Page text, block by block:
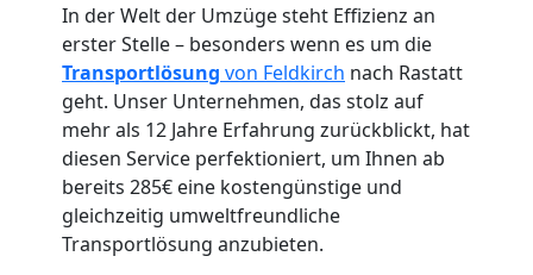
In der Welt der Umzüge steht Effizienz an
erster Stelle – besonders wenn es um die
Transportlösung von Feldkirch nach Rastatt
geht. Unser Unternehmen, das stolz auf
mehr als 12 Jahre Erfahrung zurückblickt, hat
diesen Service perfektioniert, um Ihnen ab
bereits 285€ eine kostengünstige und
gleichzeitig umweltfreundliche
Transportlösung anzubieten.
Umzugshelfer
Feldkirch